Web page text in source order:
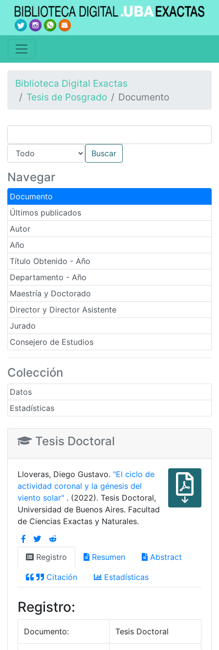
Biblioteca Digital Exactas
Tesis de Posgrado
Documento
Navegar
Documento
Últimos publicados
Autor
Año
Título Obtenido - Año
Departamento - Año
Maestría y Doctorado
Director y Director Asistente
Jurado
Consejero de Estudios
Colección
Datos
Estadísticas
Tesis Doctoral
Lloveras, Diego Gustavo. "El ciclo de
actividad coronal y la génesis del
viento solar" . (2022). Tesis Doctoral,
Universidad de Buenos Aires. Facultad
de Ciencias Exactas y Naturales.
Registro Resumen Abstract
Citación Estadísticas
Registro:
Documento: Tesis Doctoral